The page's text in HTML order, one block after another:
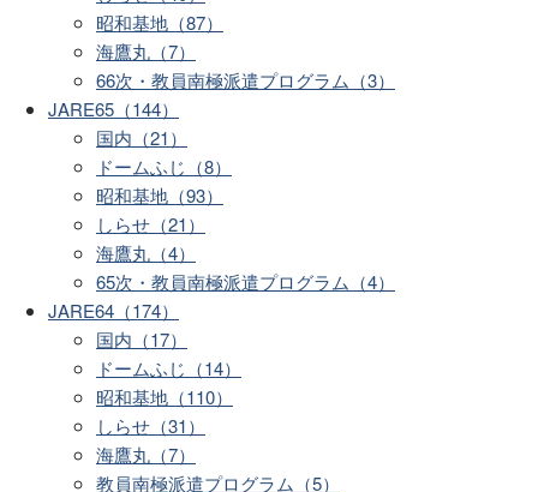
昭和基地（87）
海鷹丸（7）
66次・教員南極派遣プログラム（3）
JARE65（144）
国内（21）
ドームふじ（8）
昭和基地（93）
しらせ（21）
海鷹丸（4）
65次・教員南極派遣プログラム（4）
JARE64（174）
国内（17）
ドームふじ（14）
昭和基地（110）
しらせ（31）
海鷹丸（7）
教員南極派遣プログラム（5）